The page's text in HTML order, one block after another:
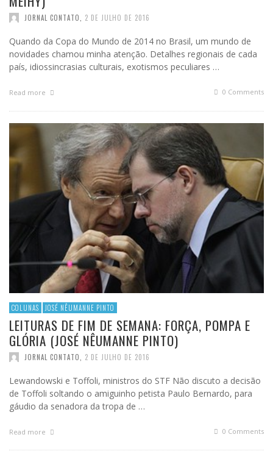
JORNAL CONTATO 2 DE JULHO DE 2016
Quando da Copa do Mundo de 2014 no Brasil, um mundo de
novidades chamou minha atenção. Detalhes regionais de cada
país, idiossincrasias culturais, exotismos peculiares …
Read more 0 Comments
COLUNAS JOSÉ NÊUMANNE PINTO
LEITURAS DE FIM DE SEMANA: FORÇA, POMPA E
GLÓRIA (JOSÉ NÊUMANNE PINTO)
JORNAL CONTATO 2 DE JULHO DE 2016
Lewandowski e Toffoli, ministros do STF Não discuto a decisão
de Toffoli soltando o amiguinho petista Paulo Bernardo, para
gáudio da senadora da tropa de …
Read more 0 Comments